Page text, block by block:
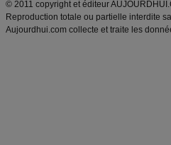
© 2011 copyright et éditeur
Reproduction totale ou partielle interdite
Aujourdhui.com collecte et traite les